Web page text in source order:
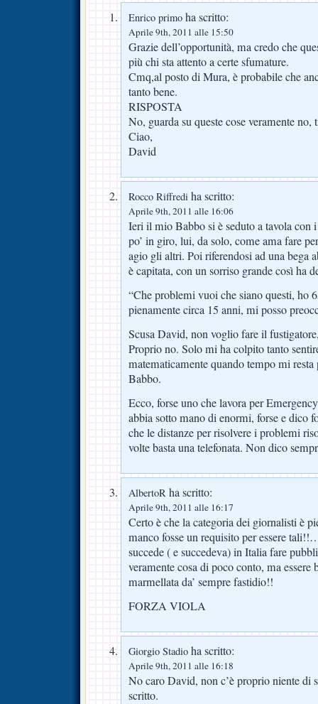
Enrico primo ha scritto:
Aprile 9th, 2011 alle 15:50
Grazie dell’opportunità, ma credo che
più chi sta attento a certe sfumature.
Cmq,al posto di Mura, è probabile che
tanto bene.
RISPOSTA
No, guarda su queste cose veramente
Ciao,
David
Rocco Riffredi ha scritto:
Aprile 9th, 2011 alle 16:06
Ieri il mio Babbo si è seduto a tavola con
po’ in giro, lui, da solo, come ama fare
agio gli altri. Poi riferendosi ad una bega
è capitata, con un sorriso grande così ha
“Che problemi vuoi che siano questi, ho
pienamente circa 15 anni, mi posso
Scusa David, non voglio fare il
Proprio no. Solo mi ha colpito tanto
matematicamente quando tempo mi
Babbo.
Ecco, forse uno che lavora per
abbia sotto mano di enormi, forse e dico
che le distanze per risolvere i problemi
volte basta una telefonata. Non dico
AlbertoR ha scritto:
Aprile 9th, 2011 alle 16:17
Certo è che la categoria dei giornalisti è
manco fosse un requisito per essere
succede ( e succedeva) in Italia fare
veramente cosa di poco conto, ma
marmellata da’ sempre fastidio!!
FORZA VIOLA
Giorgio Stadio ha scritto:
Aprile 9th, 2011 alle 16:18
No caro David, non c’è proprio niente di
scritto.